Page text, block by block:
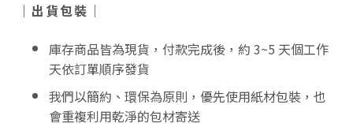
｜出貨包裝｜
庫存商品皆為現貨，付款完成後，約 3~5 天個工作
天依訂單順序發貨
我們以簡約、環保為原則，優先使用紙材包裝，也
會重複利用乾淨的包材寄送